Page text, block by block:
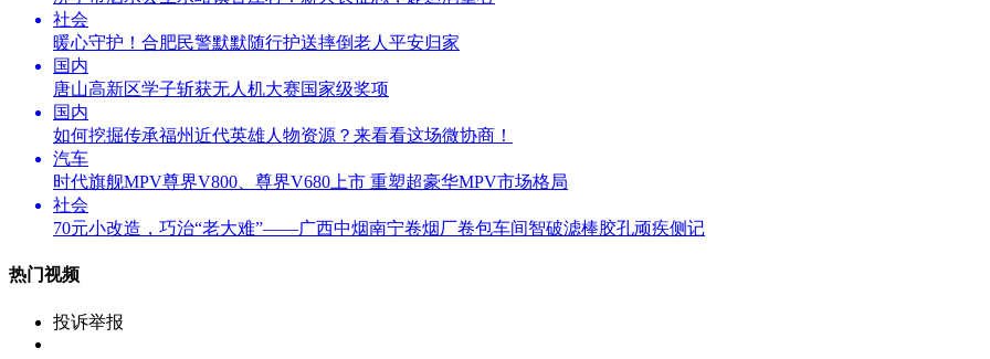
社会
暖心守护！合肥民警默默随行护送摔倒老人平安归家
国内
唐山高新区学子斩获无人机大赛国家级奖项
国内
如何挖掘传承福州近代英雄人物资源？来看看这场微协商！
汽车
时代旗舰MPV尊界V800、尊界V680上市 重塑超豪华MPV市场格局
社会
70元小改造，巧治“老大难”——广西中烟南宁卷烟厂卷包车间智破滤棒胶孔顽疾侧记
热门视频
投诉举报